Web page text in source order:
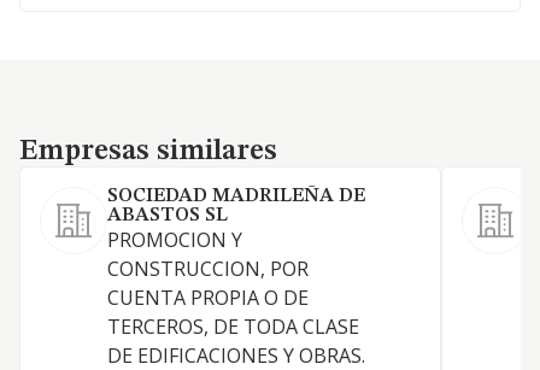
Empresas similares
Empresas similares
SOCIEDAD MADRILEÑA DE
ABASTOS SL
PROMOCION Y
CONSTRUCCION, POR
CUENTA PROPIA O DE
TERCEROS, DE TODA CLASE
DE EDIFICACIONES Y OBRAS.